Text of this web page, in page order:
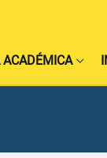
ACADÉMICA